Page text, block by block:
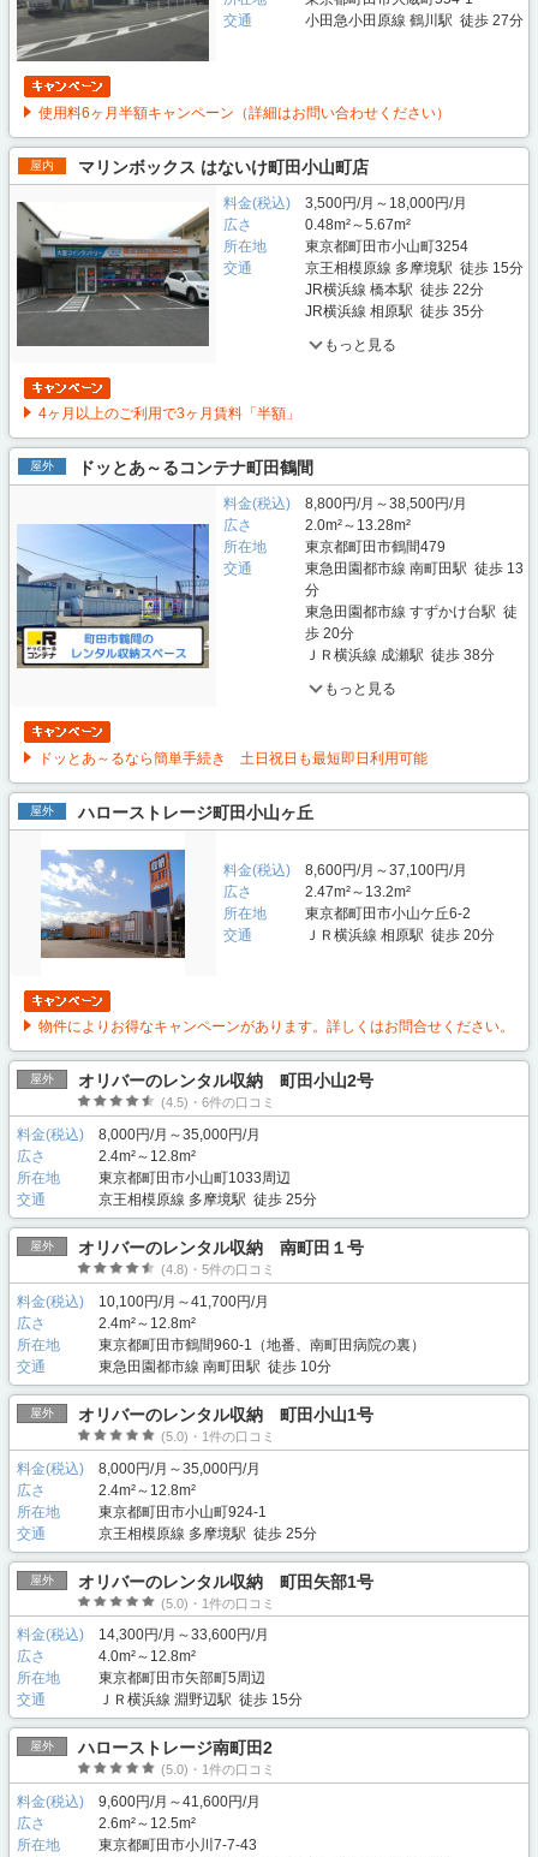
交通
小田急小田原線 鶴川駅 徒歩 27分
使用料6ヶ月半額キャンペーン（詳細はお問い合わせください）
屋内 マリンボックス はないけ町田小山町店
料金(税込)
3,500円/月～18,000円/月
広さ
0.48m²～5.67m²
所在地
東京都町田市小山町3254
交通
京王相模原線 多摩境駅 徒歩 15分
JR横浜線 橋本駅 徒歩 22分
JR横浜線 相原駅 徒歩 35分
もっと見る
4ヶ月以上のご利用で3ヶ月賃料「半額」
屋外 ドッとあ～るコンテナ町田鶴間
料金(税込)
8,800円/月～38,500円/月
広さ
2.0m²～13.28m²
所在地
東京都町田市鶴間479
交通
東急田園都市線 南町田駅 徒歩 13
分
東急田園都市線 すずかけ台駅 徒
歩 20分
ＪＲ横浜線 成瀬駅 徒歩 38分
もっと見る
ドッとあ～るなら簡単手続き 土日祝日も最短即日利用可能
屋外 ハローストレージ町田小山ヶ丘
料金(税込)
8,600円/月～37,100円/月
広さ
2.47m²～13.2m²
所在地
東京都町田市小山ケ丘6-2
交通
ＪＲ横浜線 相原駅 徒歩 20分
物件によりお得なキャンペーンがあります。詳しくはお問合せください。
屋外 オリバーのレンタル収納 町田小山2号
(4.5)・6件の口コミ
料金(税込)
8,000円/月～35,000円/月
広さ
2.4m²～12.8m²
所在地
東京都町田市小山町1033周辺
交通
京王相模原線 多摩境駅 徒歩 25分
屋外 オリバーのレンタル収納 南町田１号
(4.8)・5件の口コミ
料金(税込)
10,100円/月～41,700円/月
広さ
2.4m²～12.8m²
所在地
東京都町田市鶴間960-1（地番、南町田病院の裏）
交通
東急田園都市線 南町田駅 徒歩 10分
屋外 オリバーのレンタル収納 町田小山1号
(5.0)・1件の口コミ
料金(税込)
8,000円/月～35,000円/月
広さ
2.4m²～12.8m²
所在地
東京都町田市小山町924-1
交通
京王相模原線 多摩境駅 徒歩 25分
屋外 オリバーのレンタル収納 町田矢部1号
(5.0)・1件の口コミ
料金(税込)
14,300円/月～33,600円/月
広さ
4.0m²～12.8m²
所在地
東京都町田市矢部町5周辺
交通
ＪＲ横浜線 淵野辺駅 徒歩 15分
屋外 ハローストレージ南町田2
(5.0)・1件の口コミ
料金(税込)
9,600円/月～41,600円/月
広さ
2.6m²～12.5m²
所在地
東京都町田市小川7-7-43